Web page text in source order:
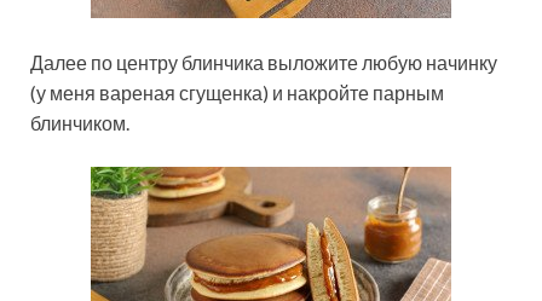
Далее по центру блинчика выложите любую начинку
(у меня вареная сгущенка) и накройте парным
блинчиком.